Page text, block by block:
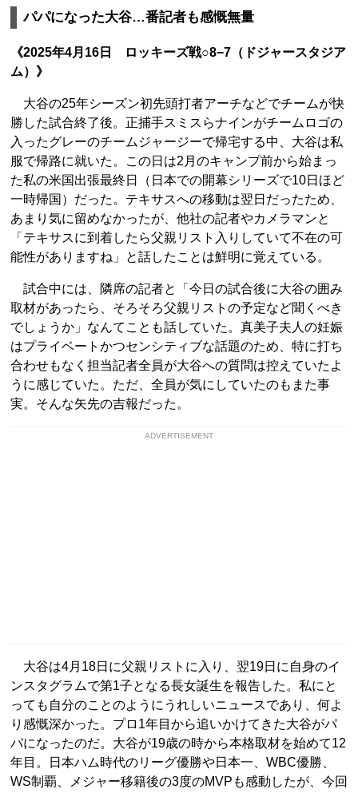
パパになった大谷…番記者も感慨無量
《2025年4月16日 ロッキーズ戦○8−7（ドジャースタジア
ム）》
大谷の25年シーズン初先頭打者アーチなどでチームが快
勝した試合終了後。正捕手スミスらナインがチームロゴの
入ったグレーのチームジャージーで帰宅する中、大谷は私
服で帰路に就いた。この日は2月のキャンプ前から始まっ
た私の米国出張最終日（日本での開幕シリーズで10日ほど
一時帰国）だった。テキサスへの移動は翌日だったため、
あまり気に留めなかったが、他社の記者やカメラマンと
「テキサスに到着したら父親リスト入りしていて不在の可
能性がありますね」と話したことは鮮明に覚えている。
試合中には、隣席の記者と「今日の試合後に大谷の囲み
取材があったら、そろそろ父親リストの予定など聞くべき
でしょうか」なんてことも話していた。真美子夫人の妊娠
はプライベートかつセンシティブな話題のため、特に打ち
合わせもなく担当記者全員が大谷への質問は控えていたよ
うに感じていた。ただ、全員が気にしていたのもまた事
実。そんな矢先の吉報だった。
ADVERTISEMENT
大谷は4月18日に父親リストに入り、翌19日に自身のイ
ンスタグラムで第1子となる長女誕生を報告した。私にと
っても自分のことのようにうれしいニュースであり、何よ
り感慨深かった。プロ1年目から追いかけてきた大谷がパ
パになったのだ。大谷が19歳の時から本格取材を始めて12
年目。日本ハム時代のリーグ優勝や日本一、WBC優勝、
WS制覇、メジャー移籍後の3度のMVPも感動したが、今回